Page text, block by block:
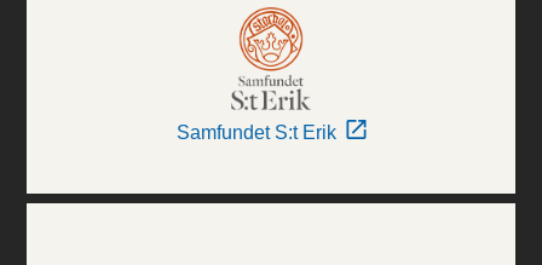
Samfundet S:t Erik